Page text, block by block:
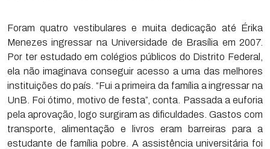
Foram quatro vestibulares e muita dedicação até Érika
Menezes ingressar na Universidade de Brasília em 2007.
Por ter estudado em colégios públicos do Distrito Federal,
ela não imaginava conseguir acesso a uma das melhores
instituições do país. “Fui a primeira da família a ingressar na
UnB. Foi ótimo, motivo de festa”, conta. Passada a euforia
pela aprovação, logo surgiram as dificuldades. Gastos com
transporte, alimentação e livros eram barreiras para a
estudante de família pobre. A assistência universitária foi